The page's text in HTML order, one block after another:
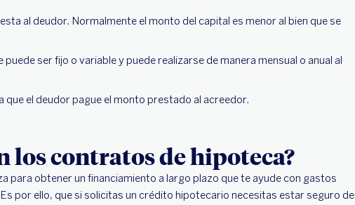
al deudor. Normalmente el monto del capital es menor al bien que se
ser fijo o variable y puede realizarse de manera mensual o anual al
que el deudor pague el monto prestado al acreedor.
los contratos de hipoteca?
para obtener un financiamiento a largo plazo que te ayude con gastos
por ello, que si solicitas un crédito hipotecario necesitas estar seguro de